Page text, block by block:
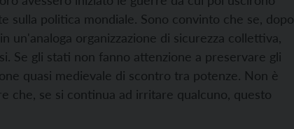
sulla politica mondiale. Sono convinto che se, dopo
un'analoga organizzazione di sicurezza collettiva,
Se gli stati non fanno attenzione a preservare gli
quasi medievale di scontro tra potenze. Non è
che, se si continua ad irritare qualcuno, questo